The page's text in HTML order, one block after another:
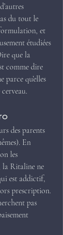
du tout le
et
étudiées
que la
comme dire
parce qu’elles
des parents
En
les
la Ritaline ne
est addictif,
prescription.
pas